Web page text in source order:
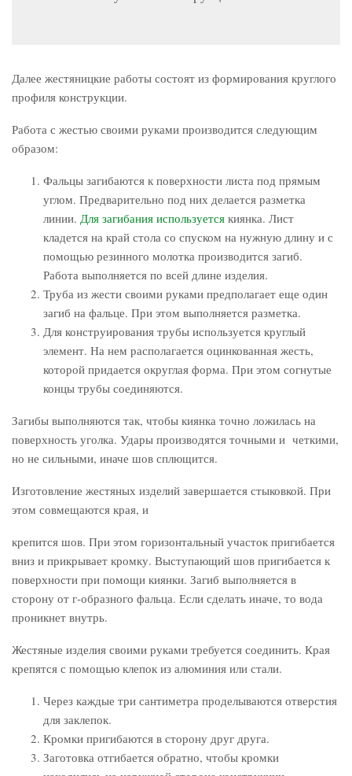
Далее жестяницкие работы состоят из формирования круглого
профиля конструкции.
Работа с жестью своими руками производится следующим
образом:
Фальцы загибаются к поверхности листа под прямым
углом. Предварительно под них делается разметка
линии. Для загибания используется киянка. Лист
кладется на край стола со спуском на нужную длину и с
помощью резинного молотка производится загиб.
Работа выполняется по всей длине изделия.
Труба из жести своими руками предполагает еще один
загиб на фальце. При этом выполняется разметка.
Для конструирования трубы используется круглый
элемент. На нем располагается оцинкованная жесть,
которой придается округлая форма. При этом согнутые
концы трубы соединяются.
Загибы выполняются так, чтобы киянка точно ложилась на
поверхность уголка. Удары производятся точными и четкими,
но не сильными, иначе шов сплющится.
Изготовление жестяных изделий завершается стыковкой. При
этом совмещаются края, и
крепится шов. При этом горизонтальный участок пригибается
вниз и прикрывает кромку. Выступающий шов пригибается к
поверхности при помощи киянки. Загиб выполняется в
сторону от г-образного фальца. Если сделать иначе, то вода
проникнет внутрь.
Жестяные изделия своими руками требуется соединить. Края
крепятся с помощью клепок из алюминия или стали.
Через каждые три сантиметра проделываются отверстия
для заклепок.
Кромки пригибаются в сторону друг друга.
Заготовка отгибается обратно, чтобы кромки